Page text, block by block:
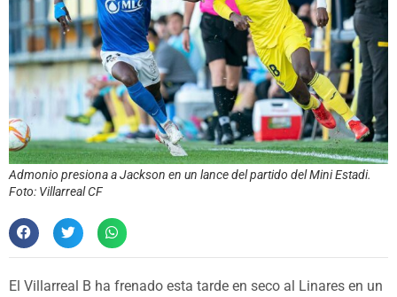
Admonio presiona a Jackson en un lance del partido del Mini Estadi.
Foto: Villarreal CF
El Villarreal B ha frenado esta tarde en seco al Linares en un